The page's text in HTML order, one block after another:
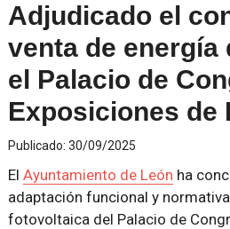
Adjudicado el
venta de energía
el Palacio de
Exposiciones de
Publicado: 30/09/2025
El Ayuntamiento de León ha
adaptación funcional y
fotovoltaica del Palacio de